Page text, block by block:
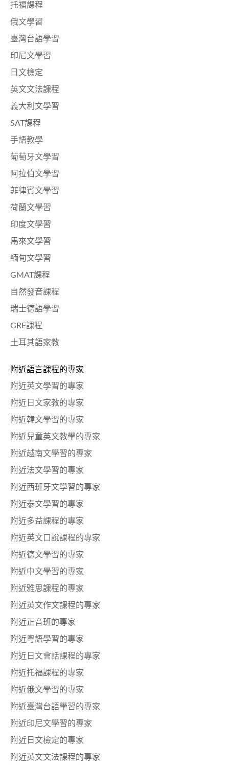
托福課程
俄文學習
臺灣台語學習
印尼文學習
日文檢定
英文文法課程
義大利文學習
SAT課程
手語教學
葡萄牙文學習
阿拉伯文學習
菲律賓文學習
荷蘭文學習
印度文學習
馬來文學習
緬甸文學習
GMAT課程
自然發音課程
瑞士德語學習
GRE課程
土耳其語家教
附近語言課程的專家
附近英文學習的專家
附近日文家教的專家
附近韓文學習的專家
附近兒童英文教學的專家
附近越南文學習的專家
附近法文學習的專家
附近西班牙文學習的專家
附近泰文學習的專家
附近多益課程的專家
附近英文口說課程的專家
附近德文學習的專家
附近中文學習的專家
附近雅思課程的專家
附近英文作文課程的專家
附近正音班的專家
附近粵語學習的專家
附近日文會話課程的專家
附近托福課程的專家
附近俄文學習的專家
附近臺灣台語學習的專家
附近印尼文學習的專家
附近日文檢定的專家
附近英文文法課程的專家